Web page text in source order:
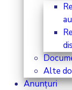
Alte
Anunțuri